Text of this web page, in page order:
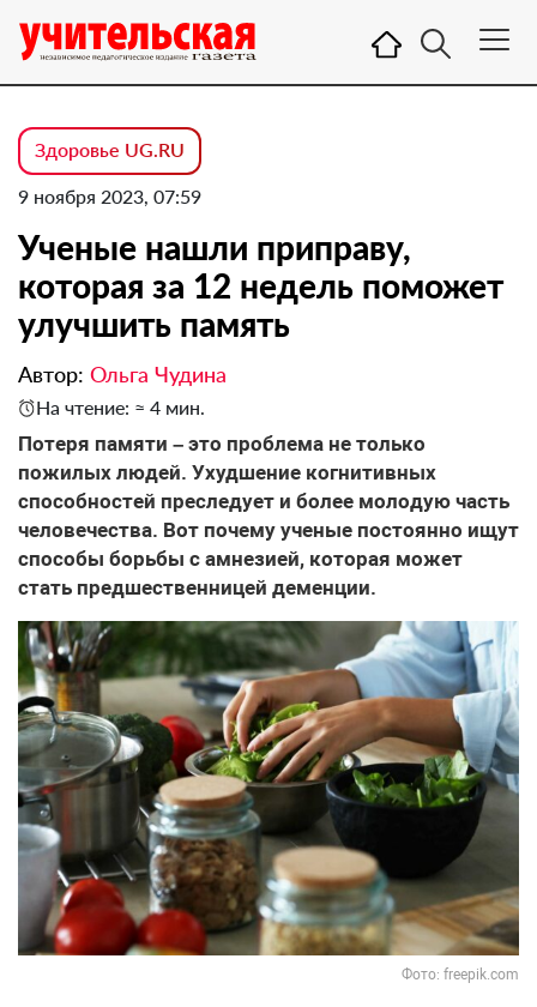
Здоровье UG.RU
9 ноября 2023, 07:59
Ученые нашли приправу,
которая за 12 недель поможет
улучшить память
Автор: Ольга Чудина
На чтение: ≈ 4 мин.
Потеря памяти – это проблема не только
пожилых людей. Ухудшение когнитивных
способностей преследует и более молодую часть
человечества. Вот почему ученые постоянно ищут
способы борьбы с амнезией, которая может
стать предшественницей деменции.
Фото: freepik.com